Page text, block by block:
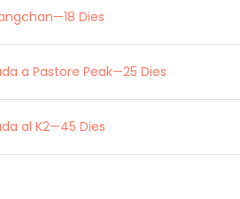
Dies
a Pastore Peak—25 Dies
al K2—45 Dies